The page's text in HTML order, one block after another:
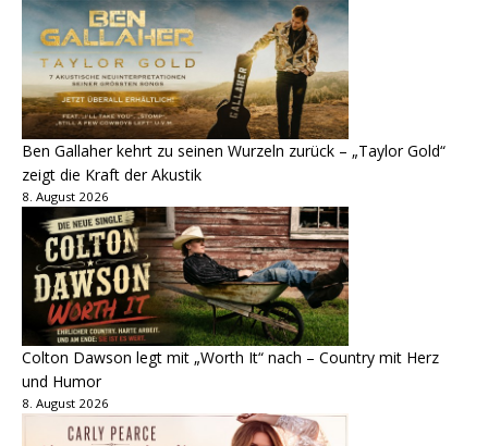
Ben Gallaher kehrt zu seinen Wurzeln zurück – „Taylor Gold“
zeigt die Kraft der Akustik
8. August 2026
Colton Dawson legt mit „Worth It“ nach – Country mit Herz
und Humor
8. August 2026